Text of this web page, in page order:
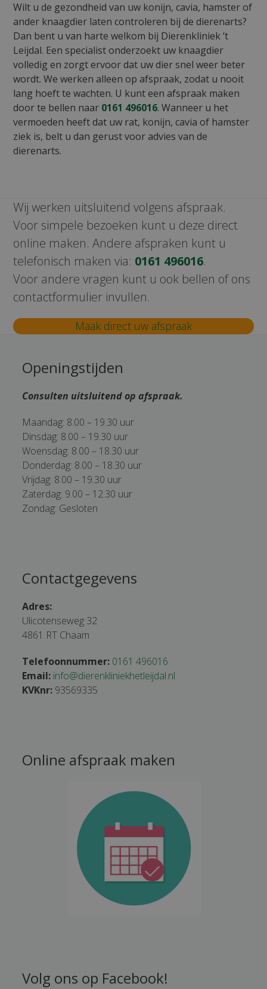
Wilt u de gezondheid van uw konijn, cavia, hamster of
ander knaagdier laten controleren bij de dierenarts?
Dan bent u van harte welkom bij Dierenkliniek ‘t
Leijdal. Een specialist onderzoekt uw knaagdier
volledig en zorgt ervoor dat uw dier snel weer beter
wordt. We werken alleen op afspraak, zodat u nooit
lang hoeft te wachten. U kunt een afspraak maken
door te bellen naar 0161 496016. Wanneer u het
vermoeden heeft dat uw rat, konijn, cavia of hamster
ziek is, belt u dan gerust voor advies van de
dierenarts.
Wij werken uitsluitend volgens afspraak.
Voor simpele bezoeken kunt u deze direct
online maken. Andere afspraken kunt u
telefonisch maken via: 0161 496016.
Voor andere vragen kunt u ook bellen of ons
contactformulier invullen.
Maak direct uw afspraak
Openingstijden
Consulten uitsluitend op afspraak.
Maandag: 8.00 – 19.30 uur
Dinsdag: 8.00 – 19.30 uur
Woensdag: 8.00 – 18.30 uur
Donderdag: 8.00 – 18.30 uur
Vrijdag: 8.00 – 19.30 uur
Zaterdag: 9.00 – 12.30 uur
Zondag: Gesloten
Contactgegevens
Adres:
Ulicotenseweg 32
4861 RT Chaam
Telefoonnummer: 0161 496016
Email: info@dierenkliniekhetleijdal.nl
KVKnr: 93569335
Online afspraak maken
Volg ons op Facebook!